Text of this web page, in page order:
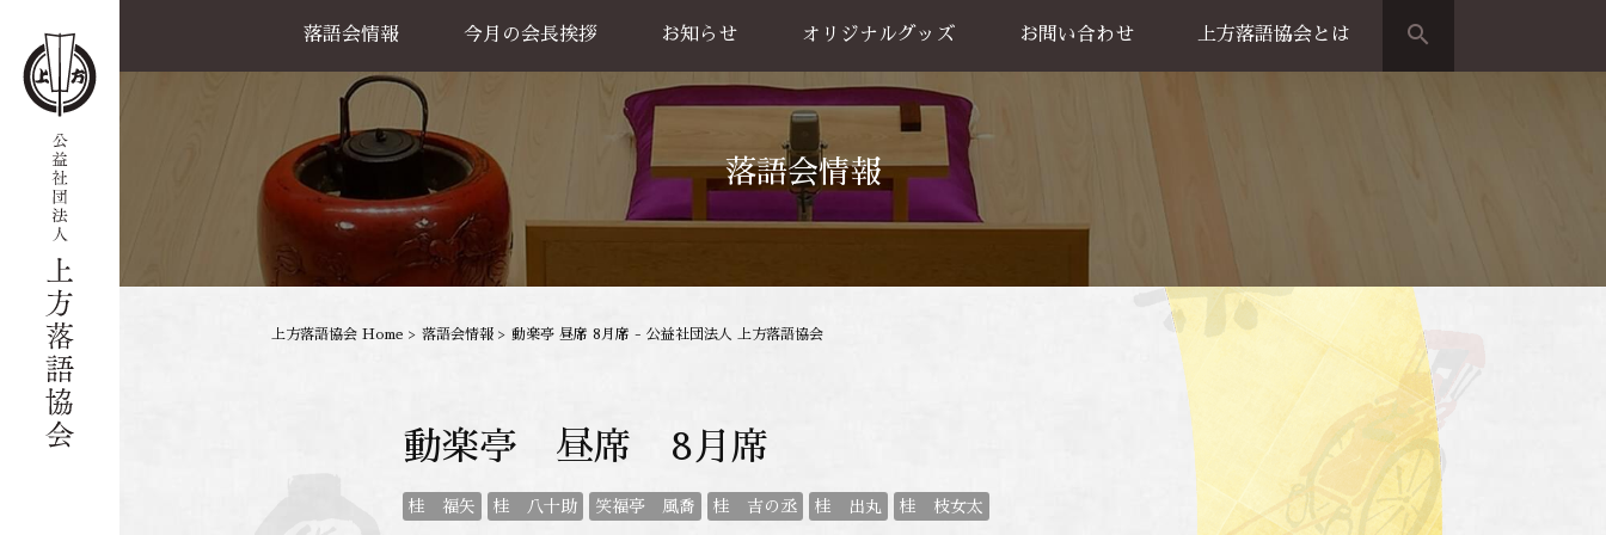
落語会情報
公演一覧
天満天神繁昌亭
喜楽館
島之内寄席
協力事業
今月の会長挨拶 お知らせ オリジナルグッズ
グッズ販売
お買い物方法
お問い合わせ 上方落語協会とは search
落語会情報
上方落語協会 Home > 落語会情報 > 動楽亭 昼席 8月席 - 公益社団法人 上方落語協会
動楽亭 昼席 8月席
桂 福矢 桂 八十助 笑福亭 風喬 桂 吉の丞 桂 出丸 桂 枝女太